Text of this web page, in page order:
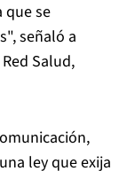
que se
señaló a
Salud,
ley que exija